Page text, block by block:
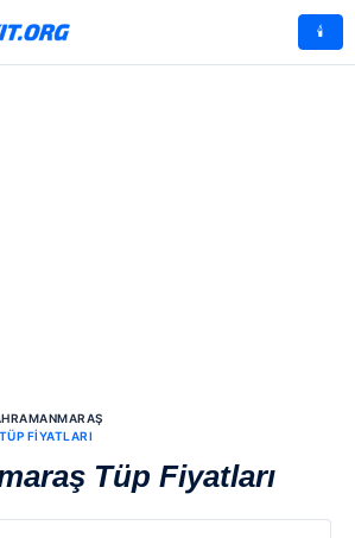
🕯️
FIYATLARI
Tüp Fiyatları